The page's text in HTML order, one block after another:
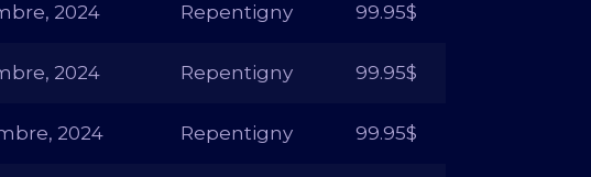
2024 Repentigny 99.95$
2024 Repentigny 99.95$
2024 Repentigny 99.95$